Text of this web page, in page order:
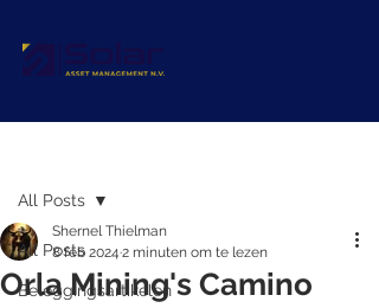
All Posts
Beleggingsartikelen
All Posts
Orla Mining's Camino
Shernel Thielman
8 feb 2024 2 minuten om te lezen